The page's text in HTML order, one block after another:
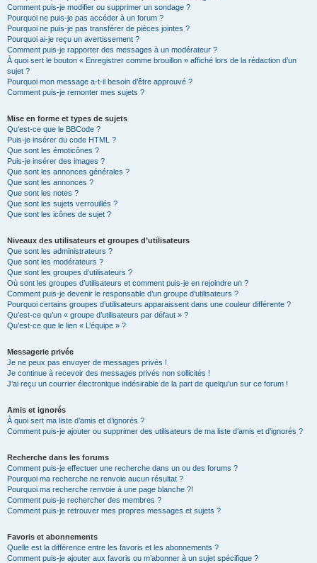
Comment puis-je modifier ou supprimer un sondage ?
Pourquoi ne puis-je pas accéder à un forum ?
Pourquoi ne puis-je pas transférer de pièces jointes ?
Pourquoi ai-je reçu un avertissement ?
Comment puis-je rapporter des messages à un modérateur ?
À quoi sert le bouton « Enregistrer comme brouillon » affiché lors de la rédaction d’un
sujet ?
Pourquoi mon message a-t-il besoin d’être approuvé ?
Comment puis-je remonter mes sujets ?
Mise en forme et types de sujets
Qu’est-ce que le BBCode ?
Puis-je insérer du code HTML ?
Que sont les émoticônes ?
Puis-je insérer des images ?
Que sont les annonces générales ?
Que sont les annonces ?
Que sont les notes ?
Que sont les sujets verrouillés ?
Que sont les icônes de sujet ?
Niveaux des utilisateurs et groupes d’utilisateurs
Que sont les administrateurs ?
Que sont les modérateurs ?
Que sont les groupes d’utilisateurs ?
Où sont les groupes d’utilisateurs et comment puis-je en rejoindre un ?
Comment puis-je devenir le responsable d’un groupe d’utilisateurs ?
Pourquoi certains groupes d’utilisateurs apparaissent dans une couleur différente ?
Qu’est-ce qu’un « groupe d’utilisateurs par défaut » ?
Qu’est-ce que le lien « L’équipe » ?
Messagerie privée
Je ne peux pas envoyer de messages privés !
Je continue à recevoir des messages privés non sollicités !
J’ai reçu un courrier électronique indésirable de la part de quelqu’un sur ce forum !
Amis et ignorés
À quoi sert ma liste d’amis et d’ignorés ?
Comment puis-je ajouter ou supprimer des utilisateurs de ma liste d’amis et d’ignorés ?
Recherche dans les forums
Comment puis-je effectuer une recherche dans un ou des forums ?
Pourquoi ma recherche ne renvoie aucun résultat ?
Pourquoi ma recherche renvoie à une page blanche ?!
Comment puis-je rechercher des membres ?
Comment puis-je retrouver mes propres messages et sujets ?
Favoris et abonnements
Quelle est la différence entre les favoris et les abonnements ?
Comment puis-je ajouter aux favoris ou m’abonner à un sujet spécifique ?